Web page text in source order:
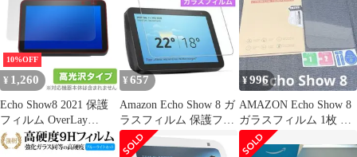
イトカット 光沢タイプ
改訂版 液晶保護フィル
ム
10%OFF
¥ 1,260
Echo Show8 2021 保護
フィルム OverLay
Brilliant for Amazon
Echo Show 8 第2世代
¥ 657
Amazon Echo Show 8 ガ
ラスフィルム 保護フィ
ルム
¥996
AMAZON Echo Show 8
ガラスフィルム 1枚 旭
硝子製